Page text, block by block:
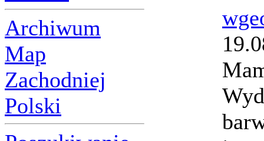
Archiwum
Map
Zachodniej
Polski